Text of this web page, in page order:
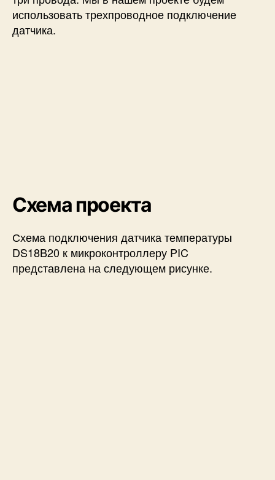
использовать трехпроводное подключение
датчика.
Схема проекта
Схема подключения датчика температуры
DS18B20 к микроконтроллеру PIC
представлена на следующем рисунке.